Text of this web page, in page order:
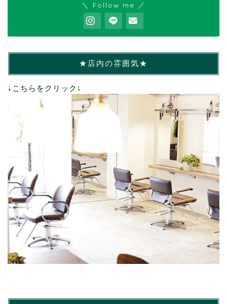
＼ Follow me ／
★店内の雰囲気★
↓こちらをクリック↓